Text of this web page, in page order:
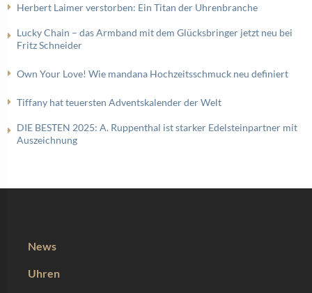
Herbert Laimer verstorben: Ein Titan der Uhrenbranche
Lucky Chain – das Armband mit dem Glücksbringer jetzt neu bei
Fritz Schneider
Own Your Love! Wie mandana Hochzeitsschmuck neu definiert
Tiffany hat teuersten Adventskalender der Welt
DIE BESTEN 2025: A. Ruppenthal ist starker Edelsteinpartner mit
Auszeichnung
News
Uhren